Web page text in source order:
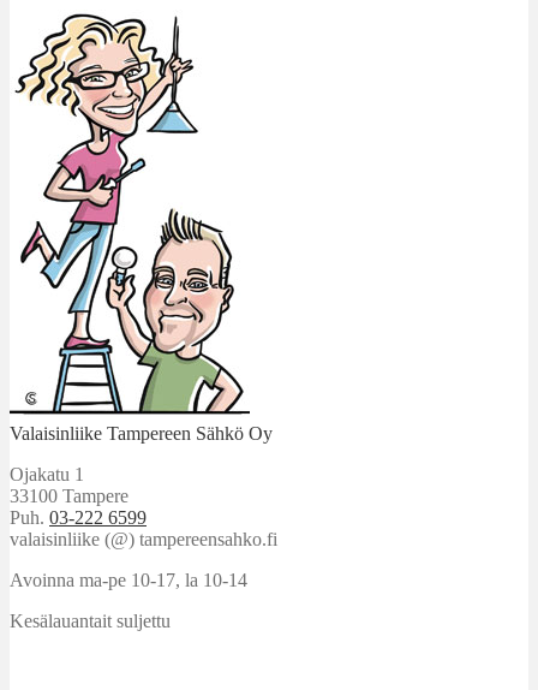
Valaisinliike Tampereen Sähkö Oy
Ojakatu 1
33100 Tampere
Puh. 03-222 6599
valaisinliike (@) tampereensahko.fi
Avoinna ma-pe 10-17, la 10-14
Kesälauantait suljettu